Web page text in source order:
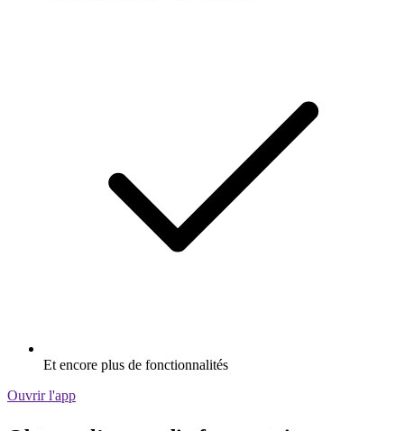
Et encore plus de fonctionnalités
Ouvrir l'app